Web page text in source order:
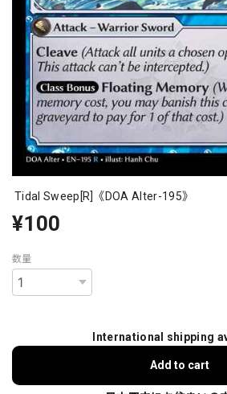
Tidal Sweep[R]《DOA Alter-195》
¥100
数量
International shipping
Add to cart